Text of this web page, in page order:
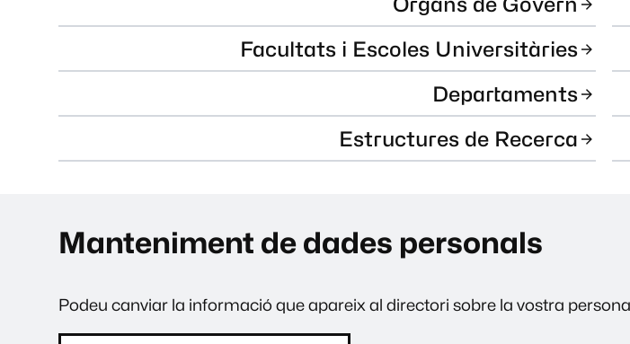
Facultats i Escoles Universitàries
Departaments
Estructures de Recerca
Manteniment de dades personals
Podeu canviar la informació que apareix al directori sobre la vostra